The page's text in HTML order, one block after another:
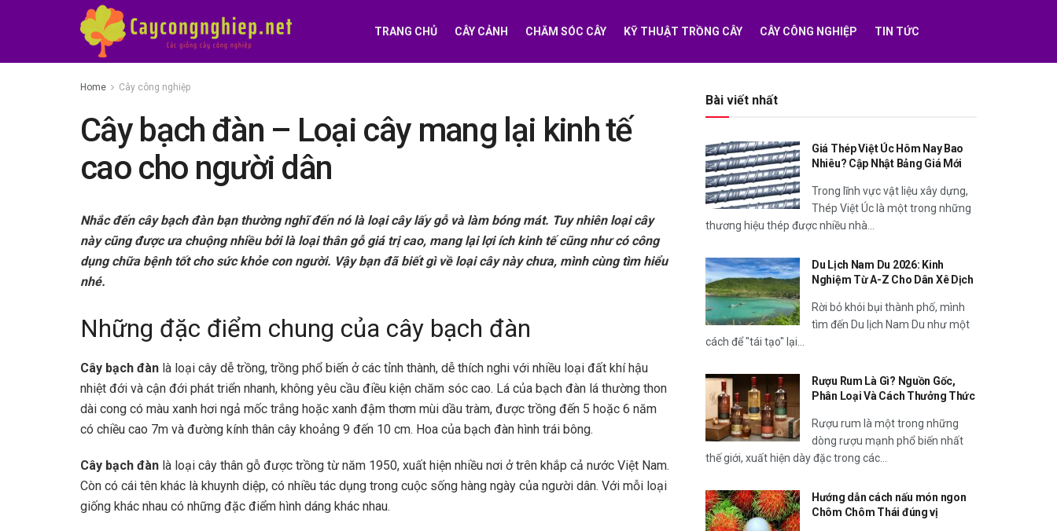
TRANG CHỦ CÂY CẢNH CHĂM SÓC CÂY KỸ THUẬT TRỒNG CÂY CÂY CÔNG NGHIỆP TIN TỨC
Home Cây công nghiệp
Cây bạch đàn – Loại cây mang lại kinh tế
cao cho người dân
Nhắc đến cây bạch đàn bạn thường nghĩ đến nó là loại cây lấy gỗ và làm bóng mát. Tuy nhiên loại cây
này cũng được ưa chuộng nhiều bởi là loại thân gỗ giá trị cao, mang lại lợi ích kinh tế cũng như có công
dụng chữa bệnh tốt cho sức khỏe con người. Vậy bạn đã biết gì về loại cây này chưa, mình cùng tìm hiểu
nhé.
Những đặc điểm chung của cây bạch đàn
Cây bạch đàn là loại cây dễ trồng, trồng phổ biến ở các tỉnh thành, dễ thích nghi với nhiều loại đất khí hậu
nhiệt đới và cận đới phát triển nhanh, không yêu cầu điều kiện chăm sóc cao. Lá của bạch đàn lá thường thon
dài cong có màu xanh hơi ngả mốc trắng hoặc xanh đậm thơm mùi dầu tràm, được trồng đến 5 hoặc 6 năm
có chiều cao 7m và đường kính thân cây khoảng 9 đến 10 cm. Hoa của bạch đàn hình trái bông.
Cây bạch đàn là loại cây thân gỗ được trồng từ năm 1950, xuất hiện nhiều nơi ở trên khắp cả nước Việt Nam.
Còn có cái tên khác là khuynh diệp, có nhiều tác dụng trong cuộc sống hàng ngày của người dân. Với mỗi loại
giống khác nhau có những đặc điểm hình dáng khác nhau.
Bài viết nhất
Giá Thép Việt Úc Hôm Nay Bao
Nhiêu? Cập Nhật Bảng Giá Mới
Trong lĩnh vực vật liệu xây dựng,
Thép Việt Úc là một trong những
thương hiệu thép được nhiều nhà...
Du Lịch Nam Du 2026: Kinh
Nghiệm Từ A-Z Cho Dân Xê Dịch
Rời bỏ khói bụi thành phố, mình
tìm đến Du lịch Nam Du như một
cách để "tái tạo" lại...
Rượu Rum Là Gì? Nguồn Gốc,
Phân Loại Và Cách Thưởng Thức
Rượu rum là một trong những
dòng rượu mạnh phổ biến nhất
thế giới, xuất hiện dày đặc trong các...
Hướng dẫn cách nấu món ngon
Chôm Chôm Thái đúng vị